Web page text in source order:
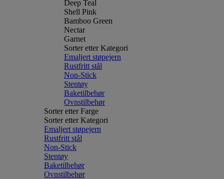
Deep Teal
Shell Pink
Bamboo Green
Nectar
Garnet
Sorter etter Kategori
Emaljert støpejern
Rustfritt stål
Non-Stick
Stentøy
Baketilbehør
Ovnstilbehør
Sorter etter Farge
Sorter etter Kategori
Emaljert støpejern
Rustfritt stål
Non-Stick
Stentøy
Baketilbehør
Ovnstilbehør